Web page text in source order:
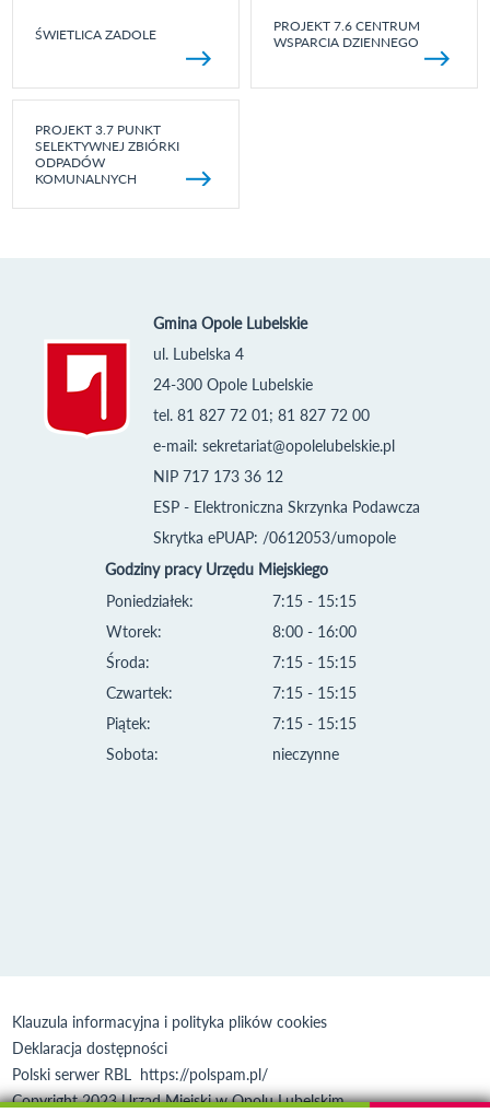
ŚWIETLICA ZADOLE
PROJEKT 7.6 CENTRUM
WSPARCIA DZIENNEGO
PROJEKT 3.7 PUNKT
SELEKTYWNEJ ZBIÓRKI
ODPADÓW
KOMUNALNYCH
Gmina Opole Lubelskie
ul. Lubelska 4
24-300 Opole Lubelskie
tel. 81 827 72 01; 81 827 72 00
e-mail: sekretariat@opolelubelskie.pl
NIP 717 173 36 12
ESP - Elektroniczna Skrzynka Podawcza
Skrytka ePUAP: /0612053/umopole
Godziny pracy Urzędu Miejskiego
Poniedziałek:
Wtorek:
Środa:
Czwartek:
Piątek:
Sobota:
7:15 - 15:15
8:00 - 16:00
7:15 - 15:15
7:15 - 15:15
7:15 - 15:15
nieczynne
Klauzula informacyjna i polityka plików cookies
Deklaracja dostępności
Polski serwer RBL https://polspam.pl/
Copyright 2023 Urząd Miejski w Opolu Lubelskim